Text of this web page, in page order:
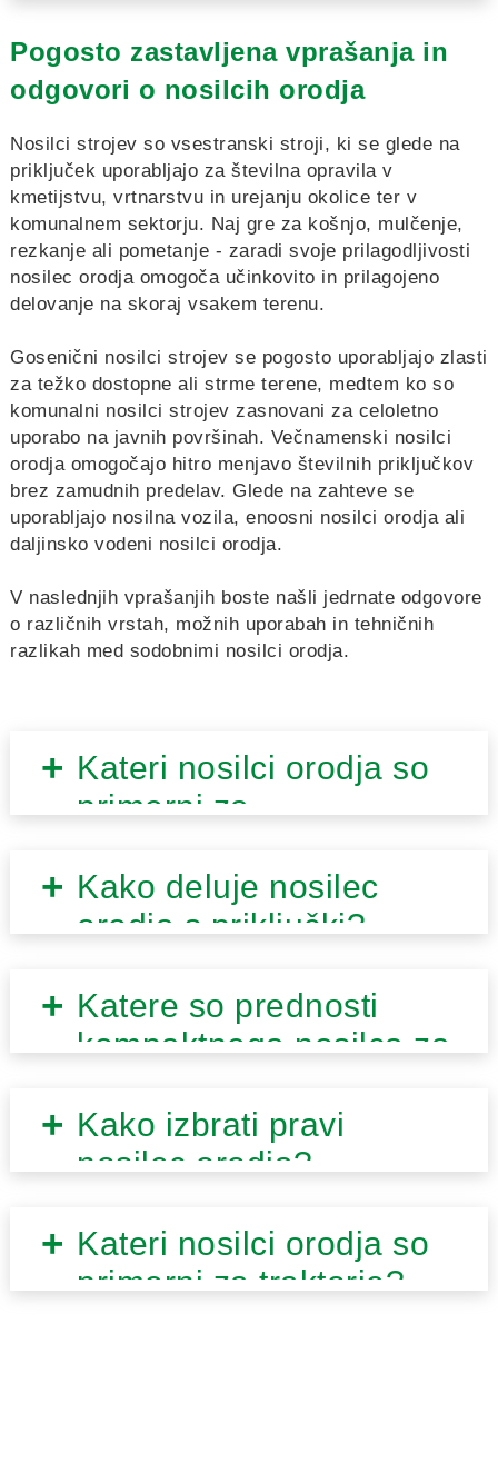
Pogosto zastavljena vprašanja in
odgovori o nosilcih orodja
Nosilci strojev so vsestranski stroji, ki se glede na
priključek uporabljajo za številna opravila v
kmetijstvu, vrtnarstvu in urejanju okolice ter v
komunalnem sektorju. Naj gre za košnjo, mulčenje,
rezkanje ali pometanje - zaradi svoje prilagodljivosti
nosilec orodja omogoča učinkovito in prilagojeno
delovanje na skoraj vsakem terenu.
Gosenični nosilci strojev se pogosto uporabljajo zlasti
za težko dostopne ali strme terene, medtem ko so
komunalni nosilci strojev zasnovani za celoletno
uporabo na javnih površinah. Večnamenski nosilci
orodja omogočajo hitro menjavo številnih priključkov
brez zamudnih predelav. Glede na zahteve se
uporabljajo nosilna vozila, enoosni nosilci orodja ali
daljinsko vodeni nosilci orodja.
V naslednjih vprašanjih boste našli jedrnate odgovore
o različnih vrstah, možnih uporabah in tehničnih
razlikah med sodobnimi nosilci orodja.
Kateri nosilci orodja so
primerni za
Kako deluje nosilec
orodja s priključki?
Katere so prednosti
kompaktnega nosilca za
Kako izbrati pravi
nosilec orodja?
Kateri nosilci orodja so
primerni za traktorje?